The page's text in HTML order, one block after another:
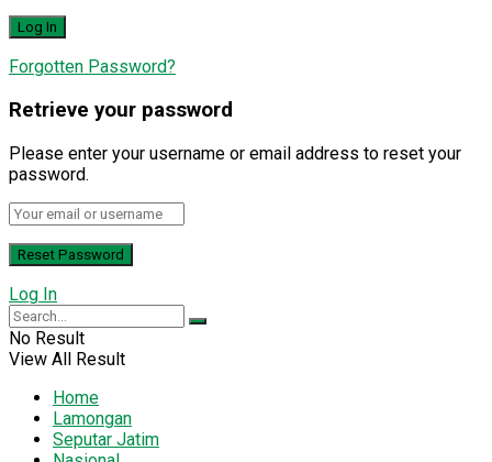
Forgotten Password?
Retrieve your password
Please enter your username or email address to reset your
password.
Log In
No Result
View All Result
Home
Lamongan
Seputar Jatim